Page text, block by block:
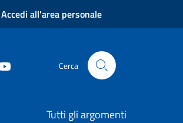
Accedi all'area personale
Cerca
Tutti gli argomenti